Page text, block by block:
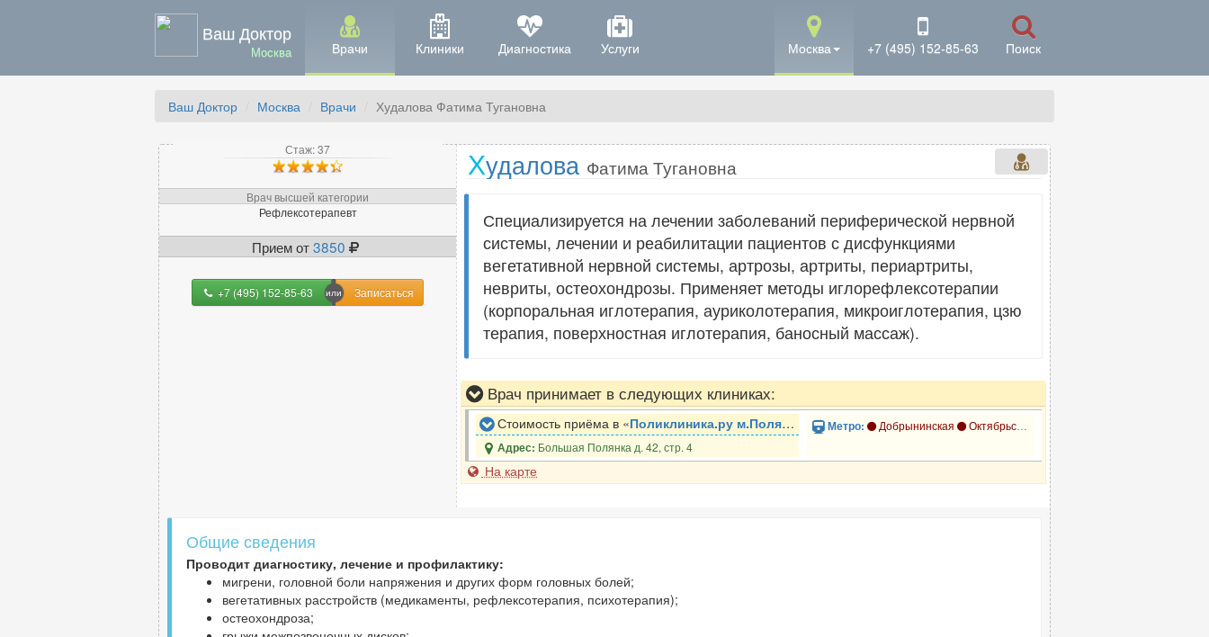
Ваш Доктор
Москва Врачи Клиники Диагностика Услуги Москва +7 (495) 152-85-63 Поиск
Ваш Доктор Москва Врачи Худалова Фатима Тугановна
Стаж: 37
Врач высшей категории
Рефлексотерапевт
Прием от3850
+7 (495) 152-85-63 Записаться
Худалова Фатима Тугановна
Специализируется на лечении заболеваний периферической нервной
системы, лечении и реабилитации пациентов с дисфункциями
вегетативной нервной системы, артрозы, артриты, периартриты,
невриты, остеохондрозы. Применяет методы иглорефлексотерапии
(корпоральная иглотерапия, ауриколотерапия, микроиглотерапия, цзю
терапия, поверхностная иглотерапия, баносный массаж).
Врач принимает в следующих клиниках:
Стоимость приёма в «Поликлиника.ру м.Полянка
Адрес: Большая Полянка д. 42, стр. 4
Метро: Добрынинская Октябрьская Октябрьская
На карте
Общие сведения
Проводит диагностику, лечение и профилактику:
мигрени, головной боли напряжения и других форм головных болей;
вегетативных расстройств (медикаменты, рефлексотерапия, психотерапия);
остеохондроза;